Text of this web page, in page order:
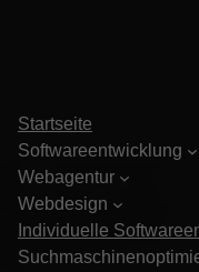
Startseite
Softwareentwicklung
Webagentur
Webdesign
Individuelle